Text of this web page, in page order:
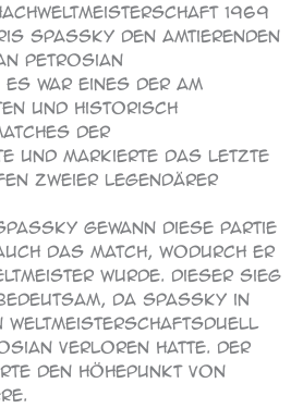
1969
Spassky den amtierenden
Petrosian
war eines der am
und historisch
der
und markierte das letzte
zweier legendärer
gewann diese Partie
das Match, wodurch er
wurde. Dieser Sieg
da Spassky in
Weltmeisterschaftsduell
verloren hatte. Der
den Höhepunkt von